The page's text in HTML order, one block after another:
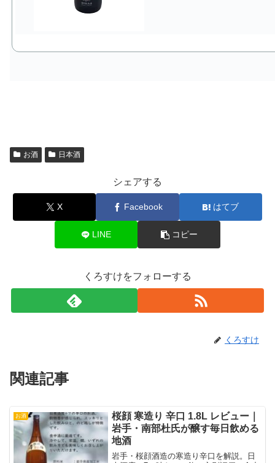
お酒 日本酒
シェアする
X Facebook はてブ
LINE コピー
くろすけをフォローする
くろすけ
関連記事
お酒
桜顔 寒造り 辛口 1.8L レビュー｜
岩手・南部杜氏が醸す毎日飲める
地酒
岩手・桜顔酒造の寒造り辛口を解説。日